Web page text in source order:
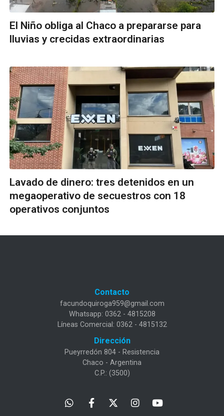
El Niño obliga al Chaco a prepararse para
lluvias y crecidas extraordinarias
Lavado de dinero: tres detenidos en un
megaoperativo de secuestros con 18
operativos conjuntos
Contacto
facundoquiroga959@gmail.com
Whatsapp: 0362 - 4815208
Líneas Comercial: 0362 - 4815132
Dirección
Pueyrredón 804 - Resistencia
Chaco - Argentina
C.P.: (3500)